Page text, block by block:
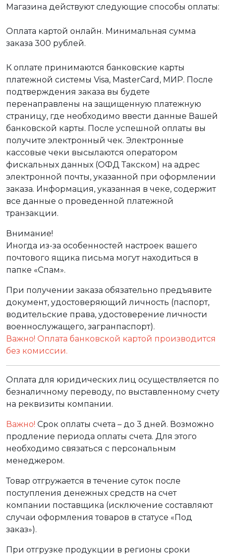
Магазина действуют следующие способы оплаты:
Оплата картой онлайн. Минимальная сумма
заказа 300 рублей.
К оплате принимаются банковские карты
платежной системы Visa, MasterCard, МИР. После
подтверждения заказа вы будете
перенаправлены на защищенную платежную
страницу, где необходимо ввести данные Вашей
банковской карты. После успешной оплаты вы
получите электронный чек. Электронные
кассовые чеки высылаются оператором
фискальных данных (ОФД Такском) на адрес
электронной почты, указанной при оформлении
заказа. Информация, указанная в чеке, содержит
все данные о проведенной платежной
транзакции.
Внимание!
Иногда из-за особенностей настроек вашего
почтового ящика письма могут находиться в
папке «Спам».
При получении заказа обязательно предъявите
документ, удостоверяющий личность (паспорт,
водительские права, удостоверение личности
военнослужащего, загранпаспорт).
Важно! Оплата банковской картой производится
без комиссии.
Оплата для юридических лиц осуществляется по
безналичному переводу, по выставленному счету
на реквизиты компании.
Важно! Срок оплаты счета – до 3 дней. Возможно
продление периода оплаты счета. Для этого
необходимо связаться с персональным
менеджером.
Товар отгружается в течение суток после
поступления денежных средств на счет
компании поставщика (исключение составляют
случаи оформления товаров в статусе «Под
заказ»).
При отгрузке продукции в регионы сроки